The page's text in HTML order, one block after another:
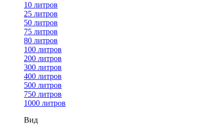
10 литров
25 литров
50 литров
75 литров
80 литров
100 литров
200 литров
300 литров
400 литров
500 литров
750 литров
1000 литров
Вид